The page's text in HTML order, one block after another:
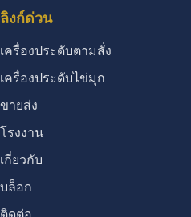
ลิงก์ด่วน
เครื่องประดับตามสั่ง
เครื่องประดับไข่มุก
ขายส่ง
โรงงาน
เกี่ยวกับ
บล็อก